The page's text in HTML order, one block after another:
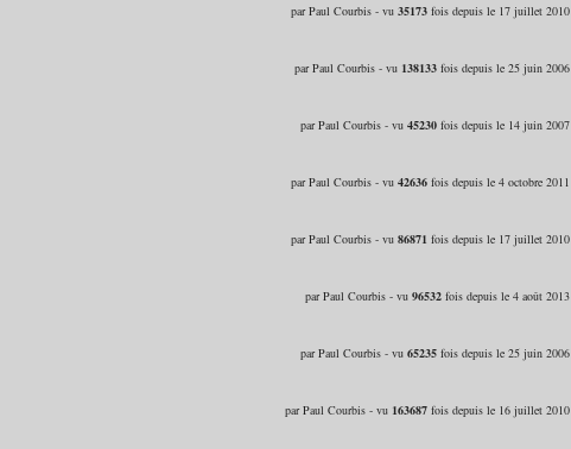
par Paul Courbis - vu 35173fois depuis le 17 juillet 2010
par Paul Courbis - vu 138133fois depuis le 25 juin 2006
par Paul Courbis - vu 45230fois depuis le 14 juin 2007
par Paul Courbis - vu 42636fois depuis le 4 octobre 2011
par Paul Courbis - vu 86871 fois depuis le 17 juillet 2010
par Paul Courbis - vu 96532fois depuis le 4 août 2013
par Paul Courbis - vu 65235fois depuis le 25 juin 2006
par Paul Courbis - vu 163687fois depuis le 16 juillet 2010